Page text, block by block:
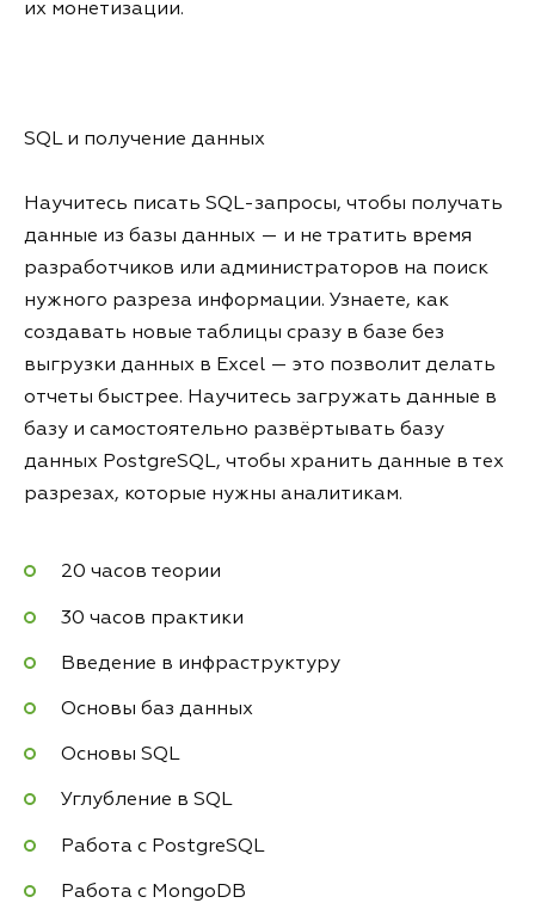
их монетизации.
SQL и получение данных
Научитесь писать SQL-запросы, чтобы получать
данные из базы данных — и не тратить время
разработчиков или администраторов на поиск
нужного разреза информации. Узнаете, как
создавать новые таблицы сразу в базе без
выгрузки данных в Excel — это позволит делать
отчеты быстрее. Научитесь загружать данные в
базу и самостоятельно развёртывать базу
данных PostgreSQL, чтобы хранить данные в тех
разрезах, которые нужны аналитикам.
20 часов теории
30 часов практики
Введение в инфраструктуру
Основы баз данных
Основы SQL
Углубление в SQL
Работа с PostgreSQL
Работа с MongoDB